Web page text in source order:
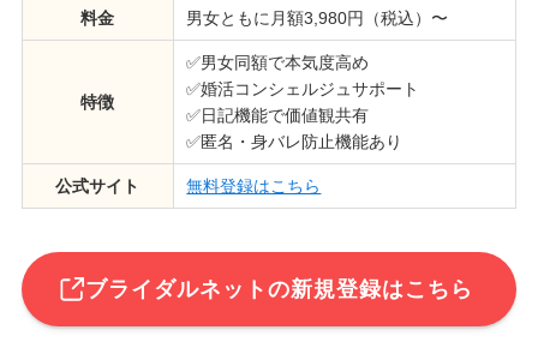
料金 男女ともに月額3,980円（税込）〜
特徴
✅男女同額で本気度高め
✅婚活コンシェルジュサポート
✅日記機能で価値観共有
✅匿名・身バレ防止機能あり
公式サイト 無料登録はこちら
ブライダルネットの新規登録はこちら